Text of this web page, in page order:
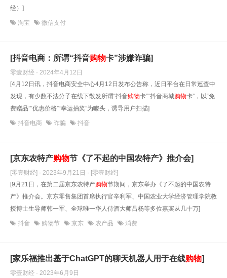
经）]
淘宝 微信支付
[抖音电商：所谓“抖音购物卡”涉嫌诈骗]
零壹财经 · 2024年4月12日
[4月12日讯，抖音电商安全中心4月12日发布公告称，近日平台在日常巡查中
发现，有少数不法分子在线下散发所谓“抖音购物卡”“抖音商城购物卡”，以“免
费赠品”“优惠价格”“幸运抽奖”为噱头，诱导用户扫描]
抖音电商 诈骗 抖音
[京东农特产购物节《了不起的中国农特产》推介会]
[零壹财经] · 2023年9月21日 · [零壹财经]
[9月21日，在第二届京东农特产购物节期间，京东举办《了不起的中国农特
产》推介会。京东零售集团首席执行官辛利军、中国农业大学经济管理学院教
授博士生导师韩一军、全球唯一华人侍酒大师吕杨等多位嘉宾从几十万]
抖音 购物节 京东 农产品 消费
[家乐福推出基于ChatGPT的聊天机器人用于在线购物]
零壹财经 · 2023年6月9日